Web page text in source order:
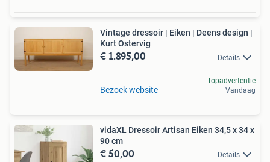
Vintage dressoir | Eiken | Deens design |
Kurt Ostervig
€ 1.895,00 Details
Bezoek website
Topadvertentie
Vandaag
vidaXL Dressoir Artisan Eiken 34,5 x 34 x
90 cm
€ 50,00 Details